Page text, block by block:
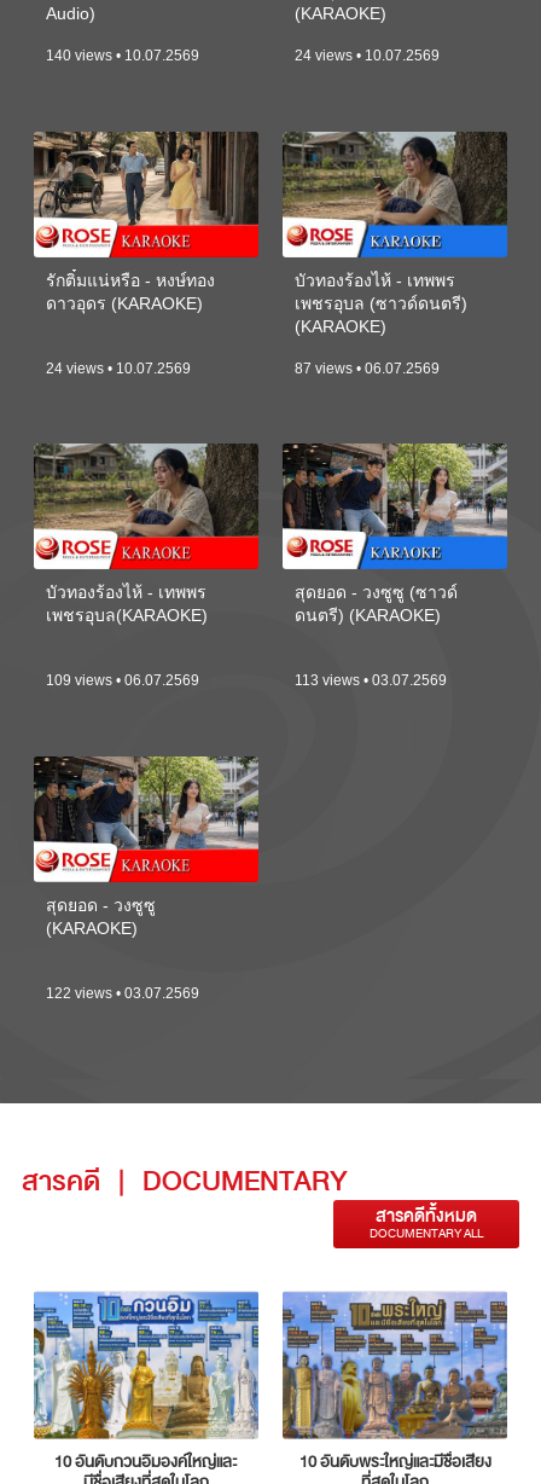
Audio)
140 views • 10.07.2569
(KARAOKE)
24 views • 10.07.2569
รักติ๋มแน่หรือ - หงษ์ทอง
ดาวอุดร (KARAOKE)
24 views • 10.07.2569
บัวทองร้องไห้ - เทพพร
เพชรอุบล (ซาวด์ดนตรี)
(KARAOKE)
87 views • 06.07.2569
บัวทองร้องไห้ - เทพพร
เพชรอุบล(KARAOKE)
109 views • 06.07.2569
สุดยอด - วงซูซู (ซาวด์
ดนตรี) (KARAOKE)
113 views • 03.07.2569
สุดยอด - วงซูซู
(KARAOKE)
122 views • 03.07.2569
สารคดี | DOCUMENTARY
สารคดีทั้งหมด
DOCUMENTARY ALL
10 อันดับกวนอิมองค์ใหญ่และ
10 อันดับพระใหญ่และมีชื่อเสียง